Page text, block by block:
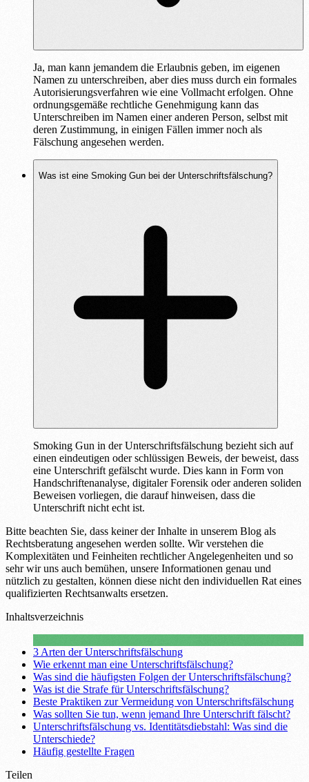
Ja, man kann jemandem die Erlaubnis geben, im eigenen
Namen zu unterschreiben, aber dies muss durch ein formales
Autorisierungsverfahren wie eine Vollmacht erfolgen. Ohne
ordnungsgemäße rechtliche Genehmigung kann das
Unterschreiben im Namen einer anderen Person, selbst mit
deren Zustimmung, in einigen Fällen immer noch als
Fälschung angesehen werden.
Was ist eine Smoking Gun bei der Unterschriftsfälschung?
Smoking Gun in der Unterschriftsfälschung bezieht sich auf
einen eindeutigen oder schlüssigen Beweis, der beweist, dass
eine Unterschrift gefälscht wurde. Dies kann in Form von
Handschriftenanalyse, digitaler Forensik oder anderen soliden
Beweisen vorliegen, die darauf hinweisen, dass die
Unterschrift nicht echt ist.
Bitte beachten Sie, dass keiner der Inhalte in unserem Blog als
Rechtsberatung angesehen werden sollte. Wir verstehen die
Komplexitäten und Feinheiten rechtlicher Angelegenheiten und so
sehr wir uns auch bemühen, unsere Informationen genau und
nützlich zu gestalten, können diese nicht den individuellen Rat eines
qualifizierten Rechtsanwalts ersetzen.
Inhaltsverzeichnis
3 Arten der Unterschriftsfälschung
Wie erkennt man eine Unterschriftsfälschung?
Was sind die häufigsten Folgen der Unterschriftsfälschung?
Was ist die Strafe für Unterschriftsfälschung?
Beste Praktiken zur Vermeidung von Unterschriftsfälschung
Was sollten Sie tun, wenn jemand Ihre Unterschrift fälscht?
Unterschriftsfälschung vs. Identitätsdiebstahl: Was sind die
Unterschiede?
Häufig gestellte Fragen
Teilen